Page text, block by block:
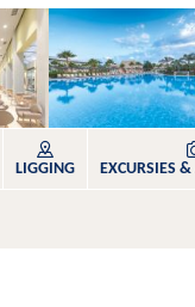
LIGGING EXCURSIES